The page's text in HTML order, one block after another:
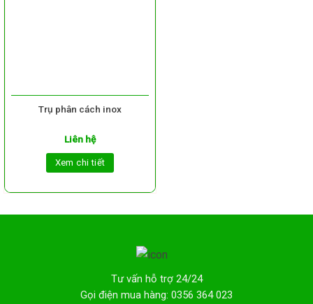
Trụ phân cách inox
Liên hệ
Xem chi tiết
Tư vấn hỗ trợ 24/24
Gọi điện mua hàng: 0356 364 023